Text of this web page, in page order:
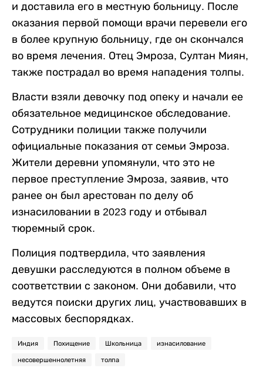
и доставила его в местную больницу. После
оказания первой помощи врачи перевели его
в более крупную больницу, где он скончался
во время лечения. Отец Эмроза, Султан Миян,
также пострадал во время нападения толпы.
Власти взяли девочку под опеку и начали ее
обязательное медицинское обследование.
Сотрудники полиции также получили
официальные показания от семьи Эмроза.
Жители деревни упомянули, что это не
первое преступление Эмроза, заявив, что
ранее он был арестован по делу об
изнасиловании в 2023 году и отбывал
тюремный срок.
Полиция подтвердила, что заявления
девушки расследуются в полном объеме в
соответствии с законом. Они добавили, что
ведутся поиски других лиц, участвовавших в
массовых беспорядках.
Индия Похищение Школьница изнасилование
несовершеннолетняя толпа